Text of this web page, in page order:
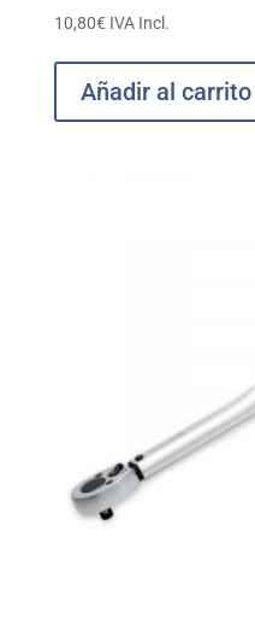
10,80€ IVA Incl.
Añadir al carrito